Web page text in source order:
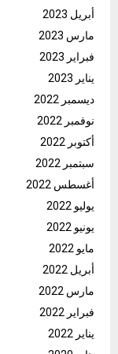
أبريل 2023
مارس 2023
فبراير 2023
يناير 2023
ديسمبر 2022
نوفمبر 2022
أكتوبر 2022
سبتمبر 2022
أغسطس 2022
يوليو 2022
يونيو 2022
مايو 2022
أبريل 2022
مارس 2022
فبراير 2022
يناير 2022